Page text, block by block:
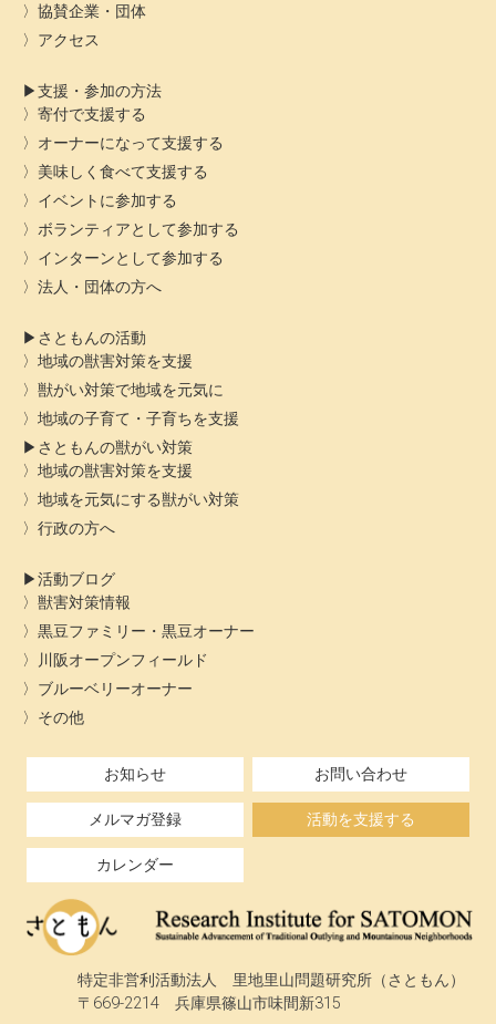
協賛企業・団体
アクセス
支援・参加の方法
寄付で支援する
オーナーになって支援する
美味しく食べて支援する
イベントに参加する
ボランティアとして参加する
インターンとして参加する
法人・団体の方へ
さともんの活動
地域の獣害対策を支援
獣がい対策で地域を元気に
地域の子育て・子育ちを支援
さともんの獣がい対策
地域の獣害対策を支援
地域を元気にする獣がい対策
行政の方へ
活動ブログ
獣害対策情報
黒豆ファミリー・黒豆オーナー
川阪オープンフィールド
ブルーベリーオーナー
その他
お知らせ お問い合わせ
メルマガ登録 活動を支援する
カレンダー
特定非営利活動法人 里地里山問題研究所（さともん）
〒669-2214 兵庫県篠山市味間新315